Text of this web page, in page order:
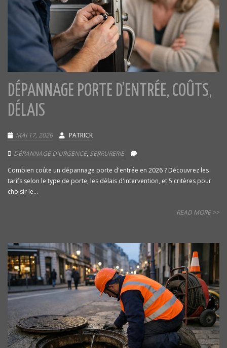
DÉPANNAGE PORTE D’ENTRÉE, COÛTS,
DÉLAIS
MAI 17, 2026 PATRICK
DÉPANNAGE D'URGENCE, SERRURERIE
Combien coûte un dépannage porte d'entrée en 2026 ? Découvrez les
tarifs selon le type de porte, les délais d'intervention, et 5 critères pour
choisir le...
READ MORE >>